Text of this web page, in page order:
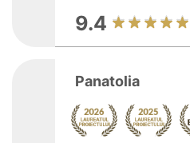
9.4
Panatolia